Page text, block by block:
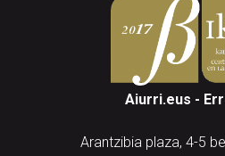
Aiurri.eus -
Arantzibia plaza, 4-5